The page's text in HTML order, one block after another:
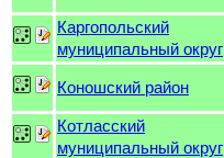
Каргопольский
муниципальный округ
Коношский район
Котласский
муниципальный округ